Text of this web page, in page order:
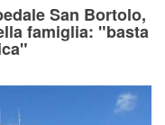
San Bortolo,
famiglia: "basta